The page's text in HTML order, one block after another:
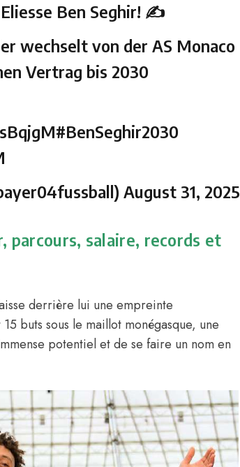
Ben Seghir! ✍️
wechselt von der AS Monaco
Vertrag bis 2030
#BenSeghir2030
August 31, 2025
parcours, salaire, records et
derrière lui une empreinte
buts sous le maillot monégasque, une
potentiel et de se faire un nom en